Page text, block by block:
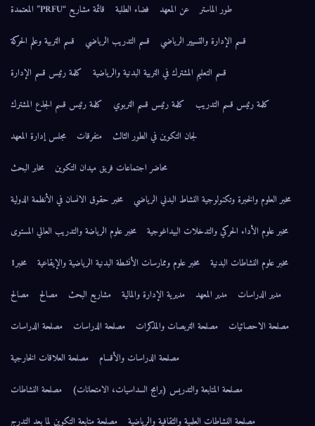
طور الماستر
عن المعهد فضاء الطلبة
قائمة مشاريع “PRFU” المعتمدة
قسم الإدارة والتسيير الرياضي
قسم التدريب الرياضي
قسم التربية وعلم الحركة
قسم التعليم المشترك في التربية البدنية والرياضية
كلمة رئيس قسم الإدارة
كلمة رئيس قسم التدريب
كلمة رئيس قسم التربوي
كلمة رئيس قسم الجذع المشترك
لجان التكوين في الطور الثالث
متفرقات
مجلس إدارة المعهد
محاضر اجتماعات فريق ميدان التكوين
مخابر البحث
مخبر العلوم والخبرة وتكنولوجية النشاط البدني الرياضي
مخبر حقوق الانسان في الأنظمة الدولية
مخبر علوم الأداء الحركي والتدخلات البيداغوجية
مخبر علوم الرياضة والتدريب العالي المستوى
مخبر علوم النشاطات البدنية
مخبر علوم وممارسات الأنشطة البدنية الرياضية والإيقاعية
مخبر1
مدير الدراسات
مدير المعهد مديرية الإدارة والمالية مشاريع البحث مصالح
مصالح
مصلحة الاحصائيات
مصلحة التربصات والمذكرات مصلحة الدراسات
مصلحة الدراسات
مصلحة الدراسات والأقسام
مصلحة العلاقات الخارجية
مصلحة المتابعة والتدريس (برامج السداسيات، الامتحانات)
مصلحة النشاطات
مصلحة النشاطات العلمية والثقافية والرياضية
مصلحة متابعة التكوين لما بعد التدرج